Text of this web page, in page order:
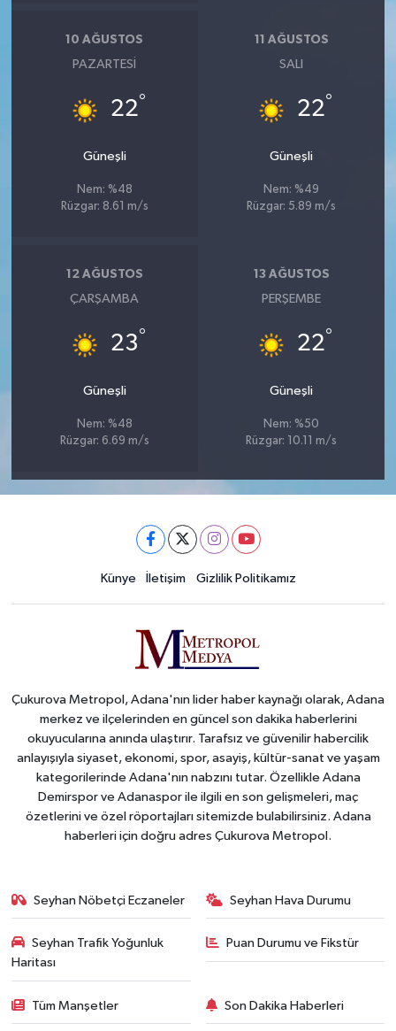
10 AĞUSTOS
PAZARTESI
22°
Güneşli
Nem: %48
Rüzgar: 8.61 m/s
11 AĞUSTOS
SALI
22°
Güneşli
Nem: %49
Rüzgar: 5.89 m/s
12 AĞUSTOS
ÇARŞAMBA
23°
Güneşli
Nem: %48
Rüzgar: 6.69 m/s
13 AĞUSTOS
PERŞEMBE
22°
Güneşli
Nem: %50
Rüzgar: 10.11 m/s
Künye İletişim Gizlilik Politikamız
Çukurova Metropol, Adana'nın lider haber kaynağı olarak, Adana
merkez ve ilçelerinden en güncel son dakika haberlerini
okuyucularına anında ulaştırır. Tarafsız ve güvenilir habercilik
anlayışıyla siyaset, ekonomi, spor, asayiş, kültür-sanat ve yaşam
kategorilerinde Adana'nın nabzını tutar. Özellikle Adana
Demirspor ve Adanaspor ile ilgili en son gelişmeleri, maç
özetlerini ve özel röportajları sitemizde bulabilirsiniz. Adana
haberleri için doğru adres Çukurova Metropol.
Seyhan Nöbetçi Eczaneler Seyhan Hava Durumu
Seyhan Trafik Yoğunluk
Haritası
Puan Durumu ve Fikstür
Tüm Manşetler Son Dakika Haberleri